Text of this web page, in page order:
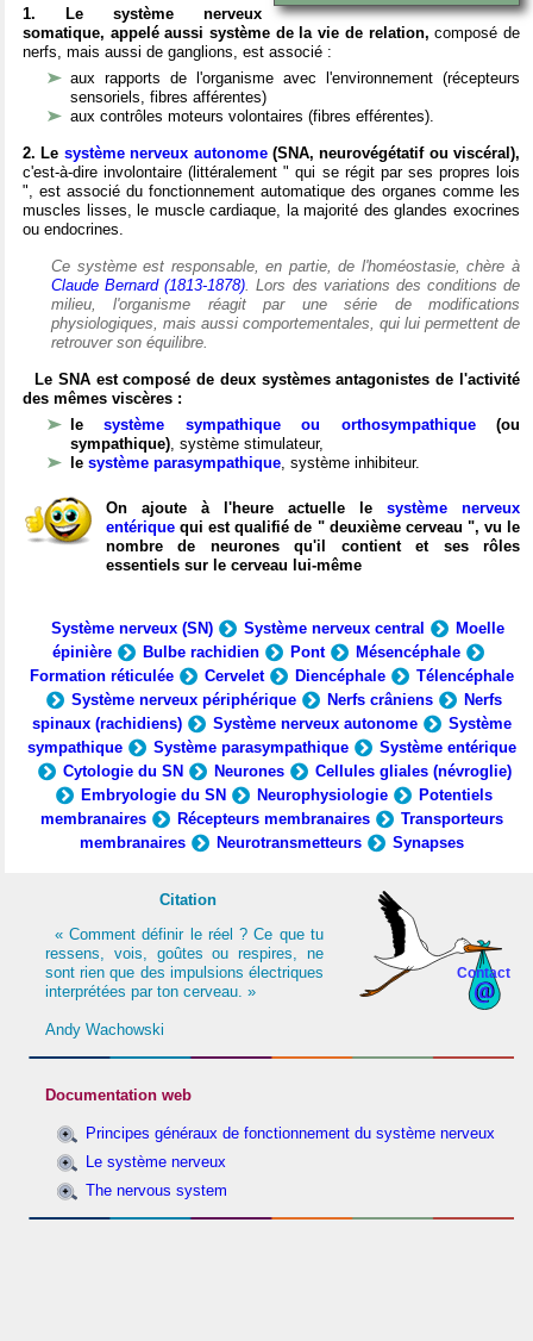
1. Le système nerveux
somatique, appelé aussi système de la vie de relation, composé de
nerfs, mais aussi de ganglions, est associé :
aux rapports de l'organisme avec l'environnement (récepteurs
sensoriels, fibres afférentes)
aux contrôles moteurs volontaires (fibres efférentes).
2. Le système nerveux autonome(SNA, neurovégétatif ou viscéral),
c'est-à-dire involontaire (littéralement " qui se régit par ses propres lois
", est associé du fonctionnement automatique des organes comme les
muscles lisses, le muscle cardiaque, la majorité des glandes exocrines
ou endocrines.
Ce système est responsable, en partie, de l'homéostasie, chère à
Claude Bernard (1813-1878). Lors des variations des conditions de
milieu, l'organisme réagit par une série de modifications
physiologiques, mais aussi comportementales, qui lui permettent de
retrouver son équilibre.
Le SNA est composé de deux systèmes antagonistes de l'activité
des mêmes viscères :
lesystème sympathique ou orthosympathique(ou
sympathique), système stimulateur,
le système parasympathique, système inhibiteur.
On ajoute à l'heure actuelle le système nerveux
entérique qui est qualifié de " deuxième cerveau ", vu le
nombre de neurones qu'il contient et ses rôles
essentiels sur le cerveau lui-même
Système nerveux (SN) Système nerveux central
Moelle
épinière
Bulbe rachidien Pont
Mésencéphale
Formation réticulée
Cervelet Diencéphale
Télencéphale
Système nerveux périphérique
Nerfs crâniens
Nerfs
spinaux (rachidiens)
Système nerveux autonome
Système
sympathique
Système parasympathique
Système entérique
Cytologie du SN
Neurones
Cellules gliales (névroglie)
Embryologie du SN
Neurophysiologie
Potentiels
membranaires
Récepteurs membranaires
Transporteurs
membranaires
Neurotransmetteurs Synapses
Contact
Citation
« Comment définir le réel ? Ce que tu
ressens, vois, goûtes ou respires, ne
sont rien que des impulsions électriques
interprétées par ton cerveau. »
Andy Wachowski
Documentation web
Principes généraux de fonctionnement du système nerveux
Le système nerveux
The nervous system